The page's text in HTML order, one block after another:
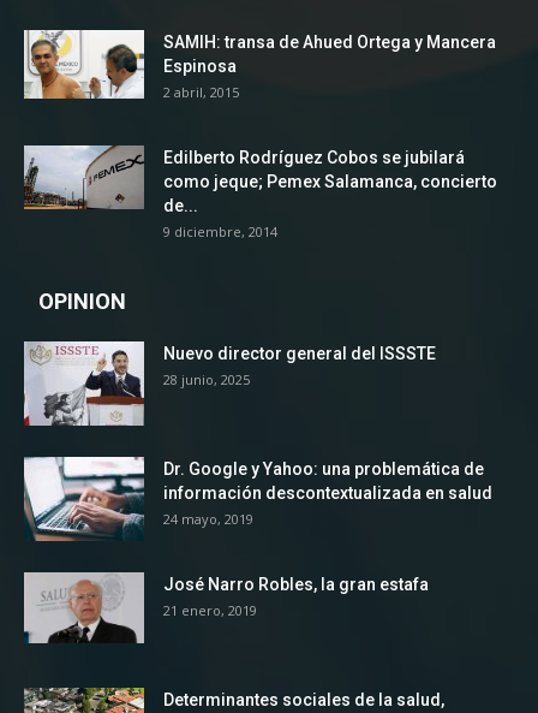
SAMIH: transa de Ahued Ortega y Mancera
Espinosa
2 abril, 2015
Edilberto Rodríguez Cobos se jubilará
como jeque; Pemex Salamanca, concierto
de...
9 diciembre, 2014
OPINION
Nuevo director general del ISSSTE
28 junio, 2025
Dr. Google y Yahoo: una problemática de
información descontextualizada en salud
24 mayo, 2019
José Narro Robles, la gran estafa
21 enero, 2019
Determinantes sociales de la salud,